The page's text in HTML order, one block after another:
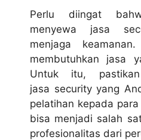
Perlu diingat
menyewa jasa
menjaga
membutuhkan jasa
Untuk itu,
jasa security yang
pelatihan kepada
bisa menjadi salah
profesionalitas dari